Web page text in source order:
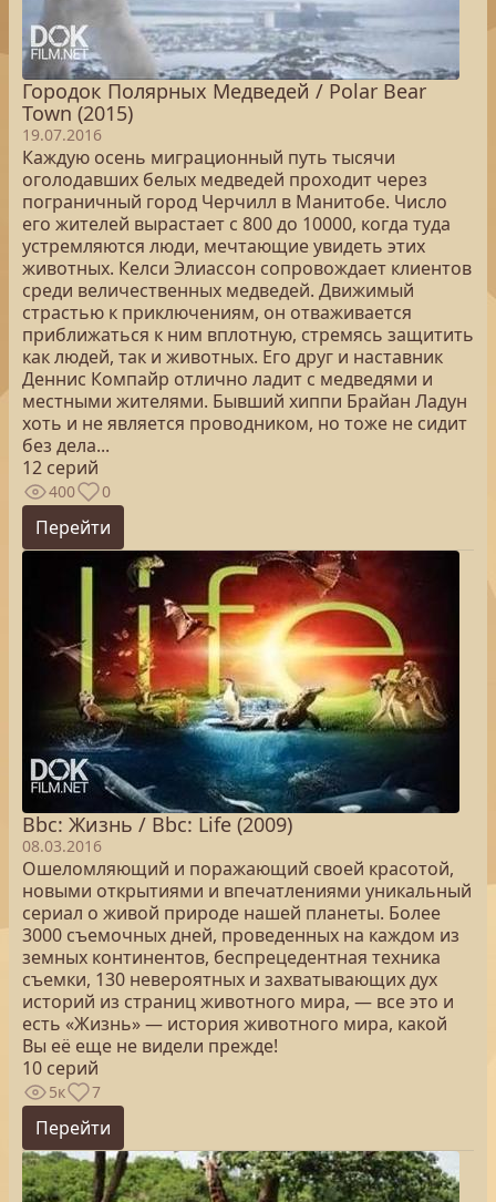
Городок Полярных Медведей / Polar Bear
Town (2015)
19.07.2016
Каждую осень миграционный путь тысячи
оголодавших белых медведей проходит через
пограничный город Черчилл в Манитобе. Число
его жителей вырастает с 800 до 10000, когда туда
устремляются люди, мечтающие увидеть этих
животных. Келси Элиассон сопровождает клиентов
среди величественных медведей. Движимый
страстью к приключениям, он отваживается
приближаться к ним вплотную, стремясь защитить
как людей, так и животных. Его друг и наставник
Деннис Компайр отлично ладит с медведями и
местными жителями. Бывший хиппи Брайан Ладун
хоть и не является проводником, но тоже не сидит
без дела...
12 серий
400 0
Перейти
Bbc: Жизнь / Bbc: Life (2009)
08.03.2016
Ошеломляющий и поражающий своей красотой,
новыми открытиями и впечатлениями уникальный
сериал о живой природе нашей планеты. Более
3000 съемочных дней, проведенных на каждом из
земных континентов, беспрецедентная техника
съемки, 130 невероятных и захватывающих дух
историй из страниц животного мира, — все это и
есть «Жизнь» — история животного мира, какой
Вы её еще не видели прежде!
10 серий
5к 7
Перейти